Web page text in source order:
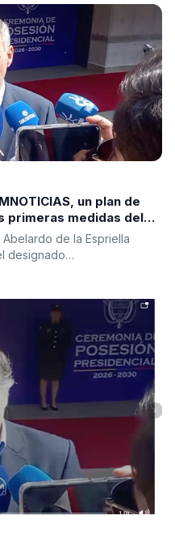
un plan de
primeras medidas del
Espriellade la Espriella
designado…